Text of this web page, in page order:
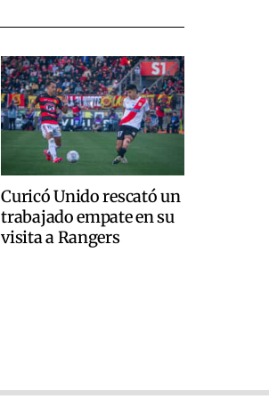
Curicó Unido rescató un
trabajado empate en su
visita a Rangers